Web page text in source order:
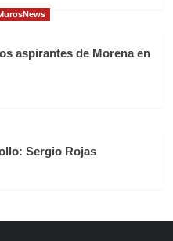
aspirantes de Morena en
Sergio Rojas